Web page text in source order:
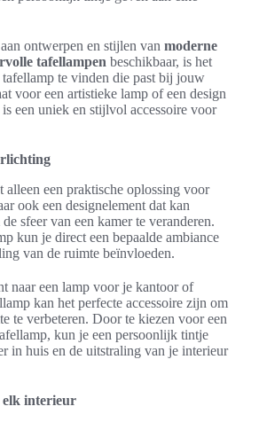
ontwerpen en stijlen van moderne
tafellampen beschikbaar, is het
te vinden die past bij jouw
voor een artistieke lamp of een design
een uniek en stijlvol accessoire voor
alleen een praktische oplossing voor
ook een designelement dat kan
sfeer van een kamer te veranderen.
kun je direct een bepaalde ambiance
van de ruimte beïnvloeden.
naar een lamp voor je kantoor of
kan het perfecte accessoire zijn om
te verbeteren. Door te kiezen voor een
kun je een persoonlijk tintje
in huis en de uitstraling van je interieur
elk interieur